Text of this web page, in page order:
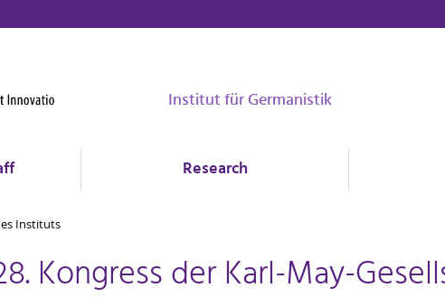
Institut für Germanistik
Research
Instituts
Kongress der Karl-May-